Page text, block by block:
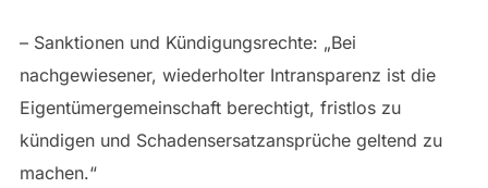
– Sanktionen und Kündigungsrechte: „Bei
nachgewiesener, wiederholter Intransparenz ist die
Eigentümergemeinschaft berechtigt, fristlos zu
kündigen und Schadensersatzansprüche geltend zu
machen.“